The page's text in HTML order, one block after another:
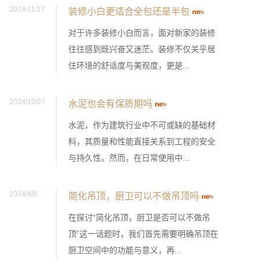
2024/11/17 装修小白更适合全包还是半包
对于许多装修小白而言，面对新家的装修
往往感到既兴奋又迷茫。装修不仅关乎居
住环境的舒适度与美观度，更是...
2024/10/27 水泥也会有保质期吗
水泥，作为建筑行业中不可或缺的基础材
料，其质量和性能直接关系到工程的安全
与持久性。然而，在日常使用中...
2024/8/8 简化吊顶，厨卫可以不做吊顶吗
在探讨“简化吊顶，厨卫是否可以不做吊
顶”这一话题时，我们首先需要明确吊顶在
厨卫空间中的功能与意义，再...